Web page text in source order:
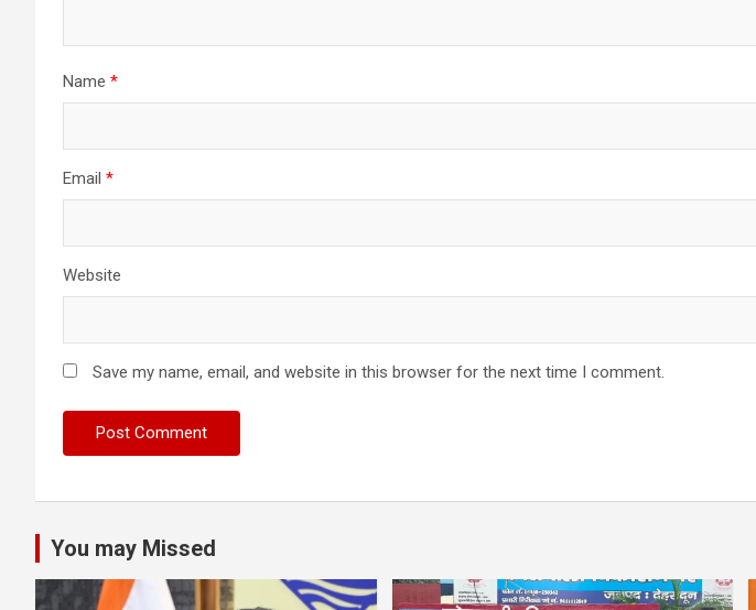
Name *
Email *
Website
Save my name, email, and website in this browser for the next time I comment.
You may Missed